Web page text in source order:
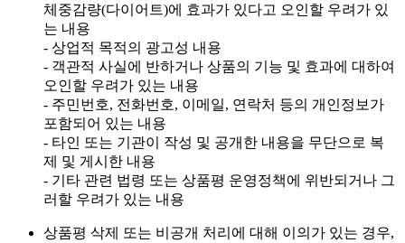
체중감량(다이어트)에 효과가 있다고 오인할 우려가 있
는 내용
- 상업적 목적의 광고성 내용
- 객관적 사실에 반하거나 상품의 기능 및 효과에 대하여
오인할 우려가 있는 내용
- 주민번호, 전화번호, 이메일, 연락처 등의 개인정보가
포함되어 있는 내용
- 타인 또는 기관이 작성 및 공개한 내용을 무단으로 복
제 및 게시한 내용
- 기타 관련 법령 또는 상품평 운영정책에 위반되거나 그
러할 우려가 있는 내용
상품평 삭제 또는 비공개 처리에 대해 이의가 있는 경우,